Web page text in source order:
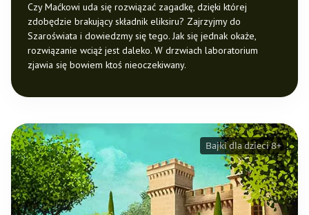
Czy Maćkowi uda się rozwiązać zagadkę, dzięki której
zdobędzie brakujący składnik eliksiru? Zajrzyjmy do
Szaroświata i dowiedzmy się tego. Jak się jednak okaże,
rozwiązanie wciąż jest daleko. W drzwiach laboratorium
zjawia się bowiem ktoś nieoczekiwany.
Bajki dla dzieci 8+